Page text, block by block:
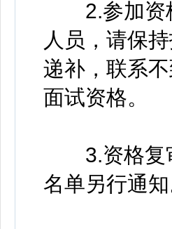
2.参加资格
人员，请保
递补，联系
面试资格。
3.资格复审
名单另行通